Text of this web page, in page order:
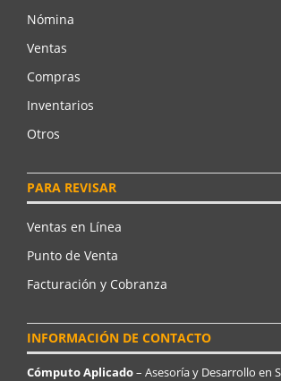
Nómina
Ventas
Compras
Inventarios
Otros
PARA REVISAR
Ventas en Línea
Punto de Venta
Facturación y Cobranza
INFORMACIÓN DE CONTACTO
Cómputo Aplicado– Asesoría y Desarrollo en